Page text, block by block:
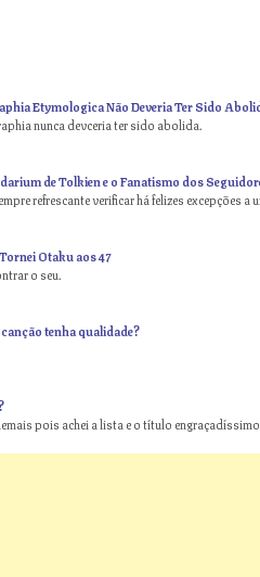
Etymologica Não Deveria Ter Sido
nunca devceria ter sido abolida.
de Tolkien e o Fanatismo dos
refrescante verificar há felizes excepções a
Otaku aos 47
o seu.
tenha qualidade?
pois achei a lista e o título